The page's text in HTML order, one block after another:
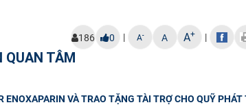
186 0 | A- A A+ |
QUAN TÂM
VÀ TRAO TẶNG TÀI TRỢ CHO QUỸ PHÁT